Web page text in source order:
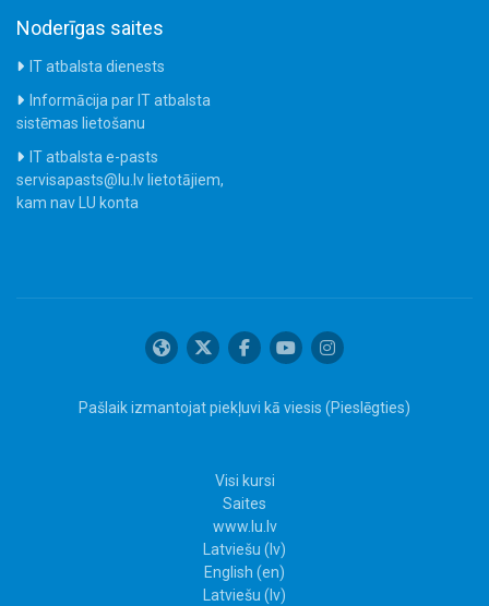
Noderīgas saites
IT atbalsta dienests
Informācija par IT atbalsta
sistēmas lietošanu
IT atbalsta e-pasts
servisapasts@lu.lv lietotājiem,
kam nav LU konta
Pašlaik izmantojat piekļuvi kā viesis (Pieslēgties)
Visi kursi
Saites
www.lu.lv
Latviešu ‎(lv)‎
English ‎(en)‎
Latviešu ‎(lv)‎